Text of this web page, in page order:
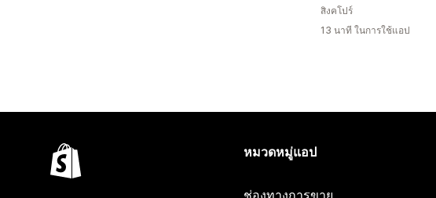
สิงคโปร์
13 นาที ในการใช้แอป
หมวดหมู่แอป
ช่องทางการขาย